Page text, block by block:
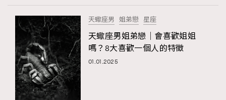
Paris
Hommes
天蠍座男 姐弟戀 星座
天蠍座男姐弟戀｜會喜歡姐姐
嗎？8大喜歡一個人的特徵
01.01.2025